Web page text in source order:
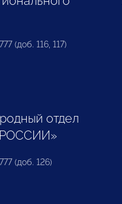
(доб. 116, 117)
отдел
(доб. 126)